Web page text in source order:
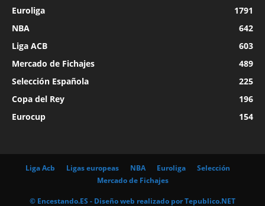
Euroliga
1791
NBA
642
Liga ACB
603
Mercado de Fichajes
489
Selección Española
225
Copa del Rey
196
Eurocup
154
Liga Acb Ligas europeas NBA Euroliga
Selección
Mercado de Fichajes
© Encestando.ES - Diseño web realizado porTepublico.NET